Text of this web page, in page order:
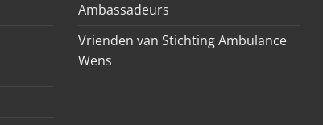
Ambassadeurs
Vrienden van Stichting Ambulance
Wens